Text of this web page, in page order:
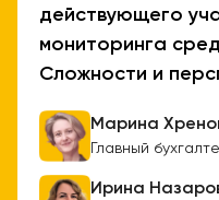
действующего
мониторинга
Сложности и
Марина
Главный
Ирина